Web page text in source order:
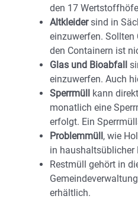
den 17
Altkleidersind in
einzuwerfen. Sollten
den Containern ist
Glas und Bioabfall
einzuwerfen. Auch
Sperrmüll kann
monatlich eine
erfolgt. Ein
Problemmüll, wie
in haushaltsüblicher
Restmüll gehört in
erhältlich.